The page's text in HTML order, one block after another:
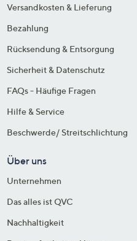
Versandkosten & Lieferung
Bezahlung
Rücksendung & Entsorgung
Sicherheit & Datenschutz
FAQs - Häufige Fragen
Hilfe & Service
Beschwerde/ Streitschlichtung
Über uns
Unternehmen
Das alles ist QVC
Nachhaltigkeit